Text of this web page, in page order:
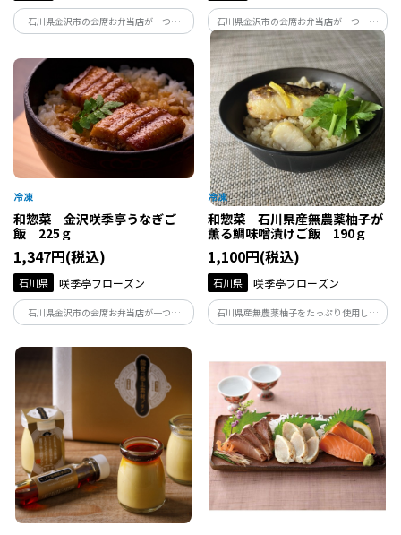
石川県金沢市の会席お弁当店が一つ一
つ、丁寧に手作りしている鮭生姜ご飯で
を炊き込みました。生姜の香りと鮭の旨
味がぎゅっと詰まった美味しいご飯が手
軽に楽しめます。
石川県金沢市の会席お弁当店が一つ一つ
丁寧に手作りしている、きのこ炊き込み
ご飯です。たっぷりのきのこの旨味がご飯
にしっかり染みて、誰からも愛されるほ
っとする美味しさです。五郎島金時の甘さ
がアクセント。
和惣菜 金沢咲季亭うなぎご
飯 225ｇ
1,347円(税込)
石川県 咲季亭フローズン
石川県金沢市の会席お弁当店が一つ一
つ、丁寧に手作りしているうなぎご飯で
す。ふっくらと厚みのあるうなぎとまるで
炊き立てのご飯が手軽に楽しめる、ボリ
ュームのある食べ応えある逸品です。
和惣菜 石川県産無農薬柚子が
薫る鯛味噌漬けご飯 190ｇ
1,100円(税込)
石川県 咲季亭フローズン
石川県産無農薬柚子をたっぷり使用した
柚子味噌で漬込み、ふっくら焼き上げた
子の香りに旨味がしっかり味わえる満足
度の高いご飯です。